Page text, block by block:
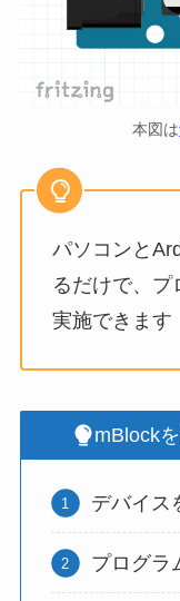
本図は
パソコンと
るだけで、プ
実施できます
mBlock
デバイス
プログラ